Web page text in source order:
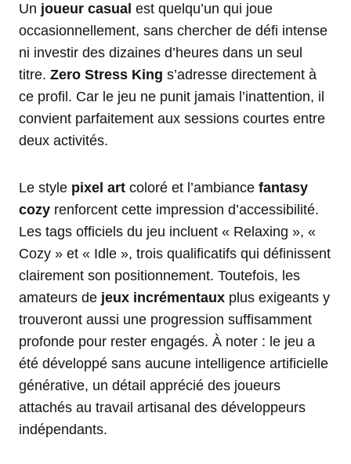
Un joueur casual est quelqu’un qui joue
occasionnellement, sans chercher de défi intense
ni investir des dizaines d’heures dans un seul
titre. Zero Stress King s’adresse directement à
ce profil. Car le jeu ne punit jamais l’inattention, il
convient parfaitement aux sessions courtes entre
deux activités.
Le style pixel art coloré et l’ambiance fantasy
cozy renforcent cette impression d’accessibilité.
Les tags officiels du jeu incluent « Relaxing », «
Cozy » et « Idle », trois qualificatifs qui définissent
clairement son positionnement. Toutefois, les
amateurs de jeux incrémentaux plus exigeants y
trouveront aussi une progression suffisamment
profonde pour rester engagés. À noter : le jeu a
été développé sans aucune intelligence artificielle
générative, un détail apprécié des joueurs
attachés au travail artisanal des développeurs
indépendants.